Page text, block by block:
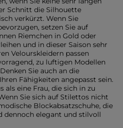
Schnitt die Silhouette
verkürzt. Wenn Sie
setzen Sie auf
Riemchen in Gold oder
und in dieser Saison sehr
Velourskleidern passen
zu luftigen Modellen
Sie auch an die
Fähigkeiten angepasst sein.
als eine Frau, die sich in zu
Sie sich auf Stilettos nicht
Blockabsatzschuhe, die
dennoch elegant und stilvoll